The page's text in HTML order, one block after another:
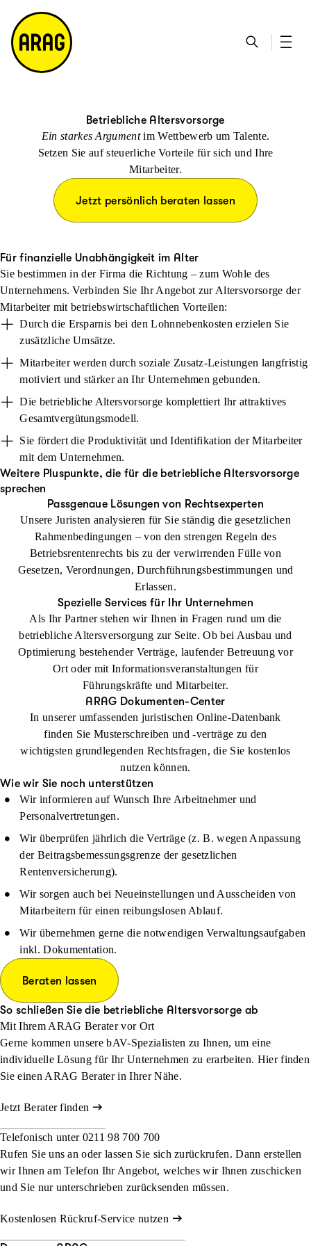
h
e
ta
k
ts
ei
te
e
m
a
p
Betriebliche Altersvorsorge
Ein starkes Argumentim Wettbewerb um Talente.
Setzen Sie auf steuerliche Vorteile für sich und Ihre
Mitarbeiter.
Jetzt persönlich beraten lassen
Für finanzielle Unabhängigkeit im Alter
Sie bestimmen in der Firma die Richtung – zum Wohle des
Unternehmens. Verbinden Sie Ihr Angebot zur Altersvorsorge der
Mitarbeiter mit betriebswirtschaftlichen Vorteilen:
Durch die Ersparnis bei den Lohnnebenkosten erzielen Sie
zusätzliche Umsätze.
Mitarbeiter werden durch soziale Zusatz-Leistungen langfristig
motiviert und stärker an Ihr Unternehmen gebunden.
Die betriebliche Altersvorsorge komplettiert Ihr attraktives
Gesamtvergütungsmodell.
Sie fördert die Produktivität und Identifikation der Mitarbeiter
mit dem Unternehmen.
Weitere Pluspunkte, die für die betriebliche Altersvorsorge
sprechen
Passgenaue Lösungen von Rechtsexperten
Unsere Juristen analysieren für Sie ständig die gesetzlichen
Rahmenbedingungen – von den strengen Regeln des
Betriebsrentenrechts bis zu der verwirrenden Fülle von
Gesetzen, Verordnungen, Durchführungsbestimmungen und
Erlassen.
Spezielle Services für Ihr Unternehmen
Als Ihr Partner stehen wir Ihnen in Fragen rund um die
betriebliche Altersversorgung zur Seite. Ob bei Ausbau und
Optimierung bestehender Verträge, laufender Betreuung vor
Ort oder mit Informationsveranstaltungen für
Führungskräfte und Mitarbeiter.
ARAG Dokumenten-Center
In unserer umfassenden juristischen Online-Datenbank
finden Sie Musterschreiben und -verträge zu den
wichtigsten grundlegenden Rechtsfragen, die Sie kostenlos
nutzen können.
Wie wir Sie noch unterstützen
Wir informieren auf Wunsch Ihre Arbeitnehmer und
Personalvertretungen.
Wir überprüfen jährlich die Verträge (z. B. wegen Anpassung
der Beitragsbemessungsgrenze der gesetzlichen
Rentenversicherung).
Wir sorgen auch bei Neueinstellungen und Ausscheiden von
Mitarbeitern für einen reibungslosen Ablauf.
Wir übernehmen gerne die notwendigen Verwaltungsaufgaben
inkl. Dokumentation.
Beraten lassen
So schließen Sie die betriebliche Altersvorsorge ab
Mit Ihrem ARAG Berater vor Ort
Gerne kommen unsere bAV-Spezialisten zu Ihnen, um eine
individuelle Lösung für Ihr Unternehmen zu erarbeiten. Hier finden
Sie einen ARAG Berater in Ihrer Nähe.
Jetzt Berater finden
Telefonisch unter 0211 98 700 700
Rufen Sie uns an oder lassen Sie sich zurückrufen. Dann erstellen
wir Ihnen am Telefon Ihr Angebot, welches wir Ihnen zuschicken
und Sie nur unterschrieben zurücksenden müssen.
Kostenlosen Rückruf-Service nutzen